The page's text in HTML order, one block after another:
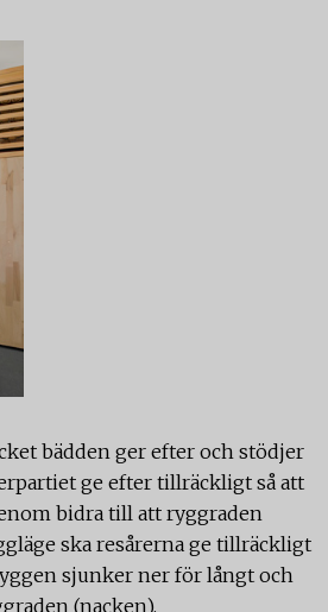
bädden ger efter och stödjer
ge efter tillräckligt så att
bidra till att ryggraden
ska resårerna ge tillräckligt
sjunker ner för långt och
(nacken).